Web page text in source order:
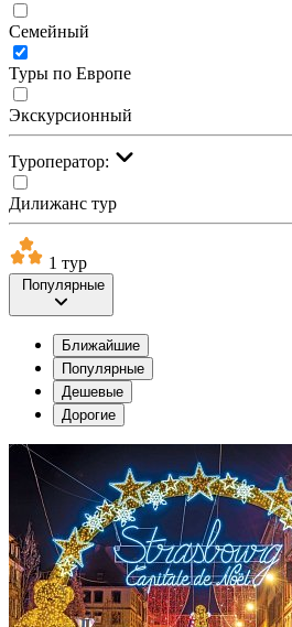
Семейный
Туры по Европе
Экскурсионный
Туроператор:
Дилижанс тур
1 тур
Популярные
Ближайшие
Популярные
Дешевые
Дорогие